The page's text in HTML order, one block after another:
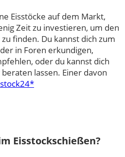
Eisstöcke auf dem Markt,
Zeit zu investieren, um den
finden. Du kannst dich zum
in Foren erkundigen,
oder du kannst dich
lassen. Einer davon
Eisstockschießen?